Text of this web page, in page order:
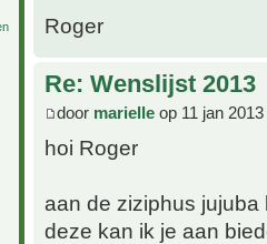
Roger
Re: Wenslijst 2013
door marielle op 11 jan
hoi Roger
aan de ziziphus jujuba
deze kan ik je aan